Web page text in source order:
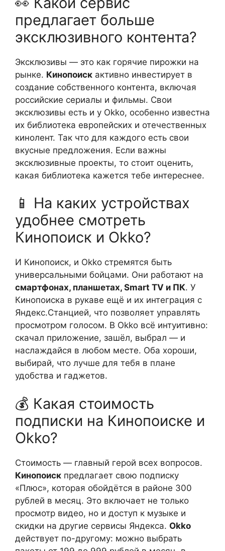
предлагает больше
эксклюзивного контента?
Эксклюзивы — это как горячие пирожки на
рынке. Кинопоиск активно инвестирует в
создание собственного контента, включая
российские сериалы и фильмы. Свои
эксклюзивы есть и у Okko, особенно известна
их библиотека европейских и отечественных
кинолент. Так что для каждого есть свои
вкусные предложения. Если важны
эксклюзивные проекты, то стоит оценить,
какая библиотека кажется тебе интереснее.
📱 На каких устройствах
удобнее смотреть
Кинопоиск и Okko?
И Кинопоиск, и Okko стремятся быть
универсальными бойцами. Они работают на
смартфонах, планшетах, Smart TV и ПК. У
Кинопоиска в рукаве ещё и их интеграция с
Яндекс.Станцией, что позволяет управлять
просмотром голосом. В Okko всё интуитивно:
скачал приложение, зашёл, выбрал — и
наслаждайся в любом месте. Оба хороши,
выбирай, что лучше для тебя в плане
удобства и гаджетов.
💰 Какая стоимость
подписки на Кинопоиске и
Okko?
Стоимость — главный герой всех вопросов.
Кинопоиск предлагает свою подписку
«Плюс», которая обойдётся в районе 300
рублей в месяц. Это включает не только
просмотр видео, но и доступ к музыке и
скидки на другие сервисы Яндекса. Okko
действует по-другому: можно выбрать